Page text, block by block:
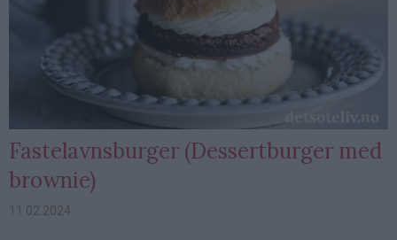
Fastelavnsburger (Dessertburger med
brownie)
11.02.2024